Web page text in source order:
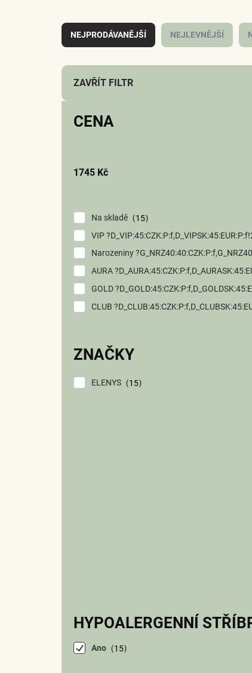
a
z
n
p
NEJPRODÁVANĚJŠÍ NEJLEVNĚJŠÍ
ZAVŘÍT FILTR
CENA
1745 Kč
Na skladě
15
VIP
Narozeniny
AURA
GOLD
CLUB
ZNAČKY
ELENYS 15
HYPOALERGENNÍ
Ano 15